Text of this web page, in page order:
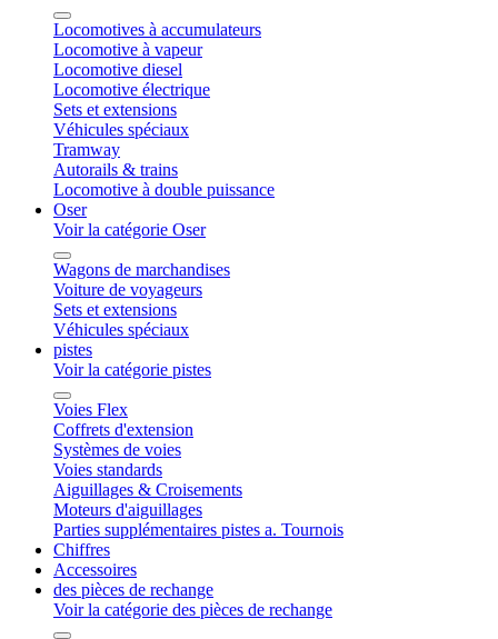
Locomotives à accumulateurs
Locomotive à vapeur
Locomotive diesel
Locomotive électrique
Sets et extensions
Véhicules spéciaux
Tramway
Autorails & trains
Locomotive à double puissance
Oser
Voir la catégorie Oser
Wagons de marchandises
Voiture de voyageurs
Sets et extensions
Véhicules spéciaux
pistes
Voir la catégorie pistes
Voies Flex
Coffrets d'extension
Systèmes de voies
Voies standards
Aiguillages & Croisements
Moteurs d'aiguillages
Parties supplémentaires pistes a. Tournois
Chiffres
Accessoires
des pièces de rechange
Voir la catégorie des pièces de rechange